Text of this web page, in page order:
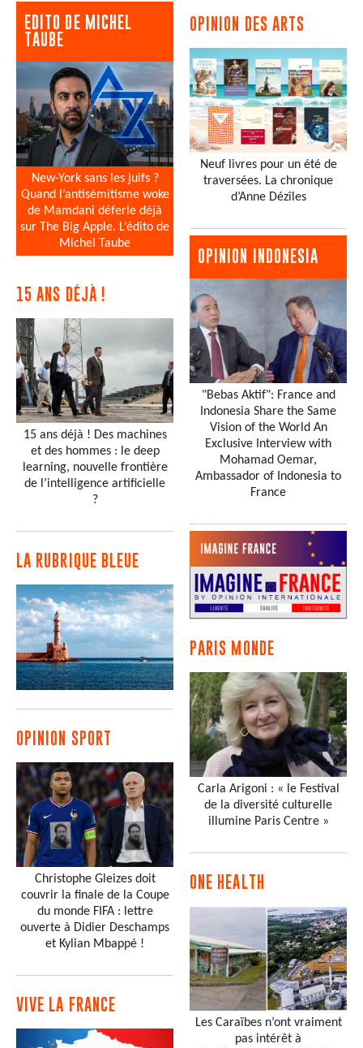
EDITO DE MICHEL
TAUBE
New-York sans les juifs ?
Quand l’antisémitisme woke
de Mamdani déferle déjà
sur The Big Apple. L’édito de
Michel Taube
15 ANS DÉJÀ !
15 ans déjà ! Des machines
et des hommes : le deep
learning, nouvelle frontière
de l’intelligence artificielle
?
LA RUBRIQUE BLEUE
OPINION SPORT
Christophe Gleizes doit
couvrir la finale de la Coupe
du monde FIFA : lettre
ouverte à Didier Deschamps
et Kylian Mbappé !
VIVE LA FRANCE
OPINION DES ARTS
Neuf livres pour un été de
traversées. La chronique
d’Anne Dézîles
OPINION INDONESIA
"Bebas Aktif": France and
Indonesia Share the Same
Vision of the World An
Exclusive Interview with
Mohamad Oemar,
Ambassador of Indonesia to
France
PARIS MONDE
Carla Arigoni : « le Festival
de la diversité culturelle
illumine Paris Centre »
ONE HEALTH
Les Caraïbes n’ont vraiment
pas intérêt à